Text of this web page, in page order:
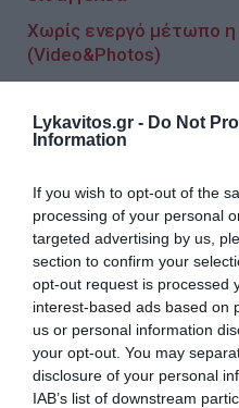
Lykavitos.gr - Do Not
Information
If you wish to opt-out of the
processing of your personal
targeted advertising by us,
section to confirm your
opt-out request is processed
interest-based ads based on
us or personal information
your opt-out. You may
disclosure of your personal
IAB’s list of downstream
Χωρίς ενεργό μέτωπο
(Video&Photos)
και
ειδήσεις
Ροή
Ιταλία: Σε κόκκινο
καύσωνα – Έως 48°C στη